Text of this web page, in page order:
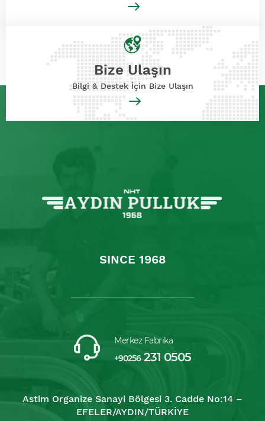
Bize Ulaşın
Bilgi & Destek İçin Bize Ulaşın
SINCE 1968
Merkez Fabrika
+90256231 0505
Astim Organize Sanayi Bölgesi 3. Cadde No:14 –
EFELER/AYDIN/TÜRKİYE